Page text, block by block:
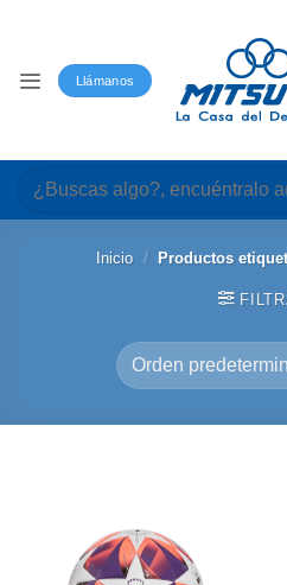
Llámanos
Buscar
por:
Inicio / Productos